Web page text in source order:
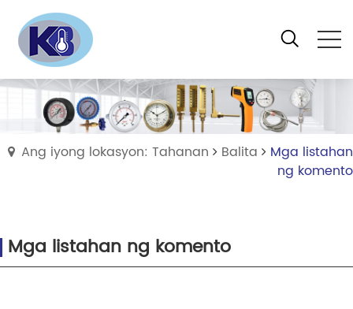
Ang iyong lokasyon: Tahanan Balita
Mga listahan
ng komento
Mga listahan ng komento